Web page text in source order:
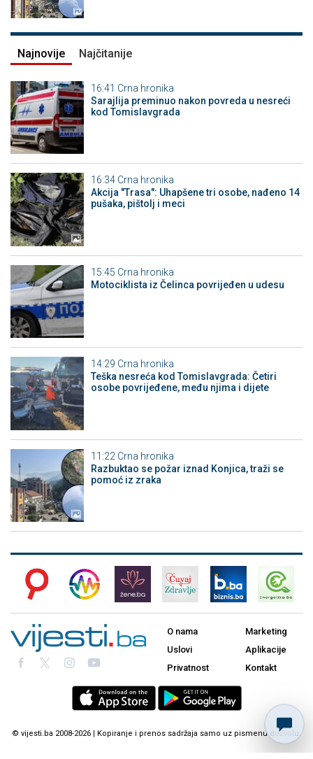
Najnovije Najčitanije
16:41 Crna hronika
Sarajlija preminuo nakon povreda u nesreći
kod Tomislavgrada
16:34 Crna hronika
Akcija "Trasa": Uhapšene tri osobe, nađeno 14
pušaka, pištolj i meci
15:45 Crna hronika
Motociklista iz Čelinca povrijeđen u udesu
14:29 Crna hronika
Teška nesreća kod Tomislavgrada: Četiri
osobe povrijeđene, među njima i dijete
11:22 Crna hronika
Razbuktao se požar iznad Konjica, traži se
pomoć iz zraka
O nama
Uslovi
Privatnost
Marketing
Aplikacije
Kontakt
© vijesti.ba 2008-2026 | Kopiranje i prenos sadržaja samo uz pismenu dozvolu.